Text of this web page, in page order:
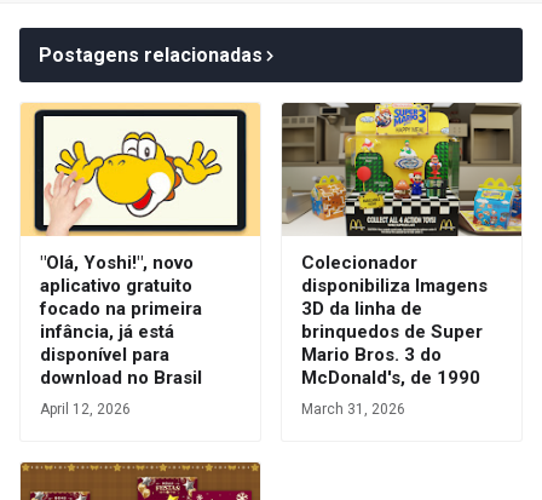
Postagens relacionadas
"Olá, Yoshi!", novo
aplicativo gratuito
focado na primeira
infância, já está
disponível para
download no Brasil
April 12, 2026
Colecionador
disponibiliza Imagens
3D da linha de
brinquedos de Super
Mario Bros. 3 do
McDonald's, de 1990
March 31, 2026